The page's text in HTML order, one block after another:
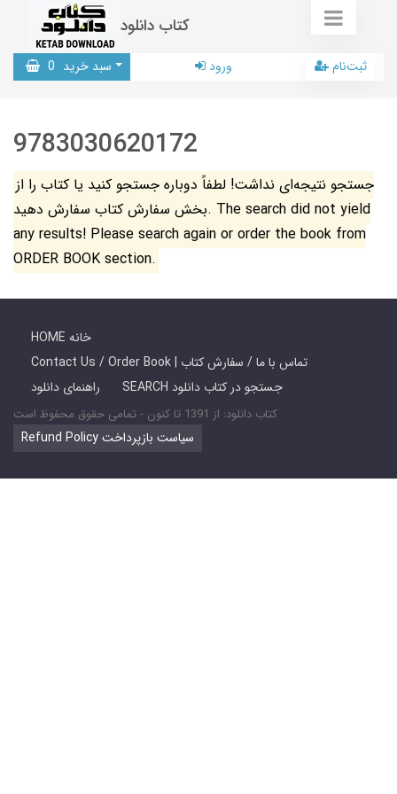
کتاب دانلود
سبد خرید 0 ورود ثبت‌نام
9783030620172
جستجو نتیجه‌ای نداشت! لطفاً دوباره جستجو کنید یا کتاب را از
بخش سفارش کتاب سفارش دهید. The search did not yield
any results! Please search again or order the book from
ORDER BOOK section.
HOME خانه
Contact Us / Order Book | تماس با ما / سفارش کتاب
راهنمای دانلود
SEARCH جستجو در کتاب دانلود
کتاب دانلود: از 1391 تا کنون - تمامی حقوق محفوظ است
Refund Policy سیاست بازپرداخت